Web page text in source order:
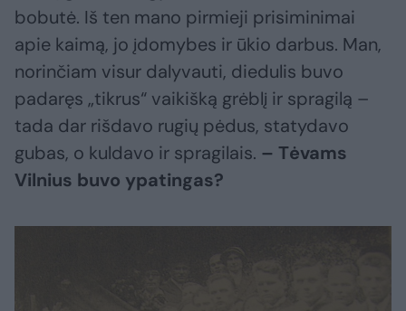
bobutė. Iš ten mano pirmieji prisiminimai
apie kaimą, jo įdomybes ir ūkio darbus. Man,
norinčiam visur dalyvauti, diedulis buvo
padaręs „tikrus“ vaikišką grėblį ir spragilą –
tada dar rišdavo rugių pėdus, statydavo
gubas, o kuldavo ir spragilais. – Tėvams
Vilnius buvo ypatingas?